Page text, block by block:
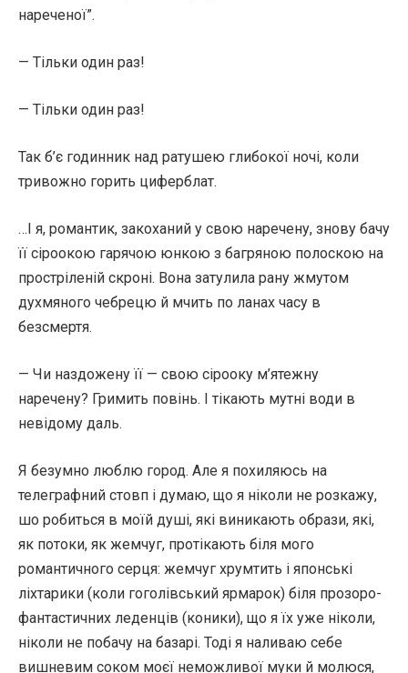
нареченої”.
— Тільки один раз!
— Тільки один раз!
Так б’є годинник над ратушею глибокої ночі, коли
тривожно горить циферблат.
…І я, романтик, закоханий у свою наречену, знову бачу
її сіроокою гарячою юнкою з багряною полоскою на
простріленій скроні. Вона затулила рану жмутом
духмяного чебрецю й мчить по ланах часу в
безсмертя.
— Чи наздожену її — свою сірооку м’ятежну
наречену? Гримить повінь. І тікають мутні води в
невідому даль.
Я безумно люблю город. Але я похиляюсь на
телеграфний стовп і думаю, що я ніколи не розкажу,
шо робиться в моїй душі, які виникають образи, які,
як потоки, як жемчуг, протікають біля мого
романтичного серця: жемчуг хрумтить і японські
ліхтарики (коли гоголівський ярмарок) біля прозоро-
фантастичних леденців (коники), що я їх уже ніколи,
ніколи не побачу на базарі. Тоді я наливаю себе
вишневим соком моєї неможливої муки й молюся,